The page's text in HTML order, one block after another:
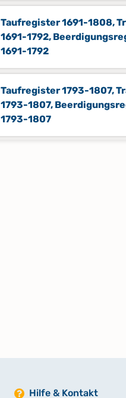
Taufregister 1691-1808,
1691-1792,
1691-1792
Taufregister 1793-1807,
1793-1807,
1793-1807
Trauregister 1808-1875
Hilfe & Kontakt